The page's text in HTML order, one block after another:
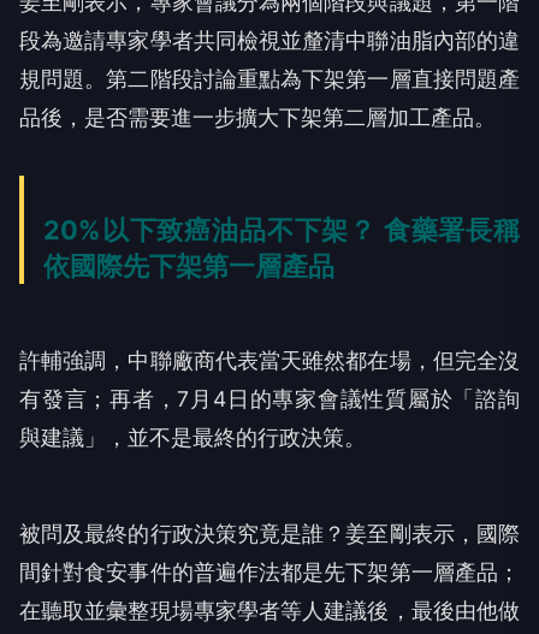
段為邀請專家學者共同檢視並釐清中聯油脂內部的違
規問題。第二階段討論重點為下架第一層直接問題產
品後，是否需要進一步擴大下架第二層加工產品。
20%以下致癌油品不下架？ 食藥署長稱
依國際先下架第一層產品
許輔強調，中聯廠商代表當天雖然都在場，但完全沒
有發言；再者，7月4日的專家會議性質屬於「諮詢
與建議」，並不是最終的行政決策。
被問及最終的行政決策究竟是誰？姜至剛表示，國際
間針對食安事件的普遍作法都是先下架第一層產品；
在聽取並彙整現場專家學者等人建議後，最後由他做